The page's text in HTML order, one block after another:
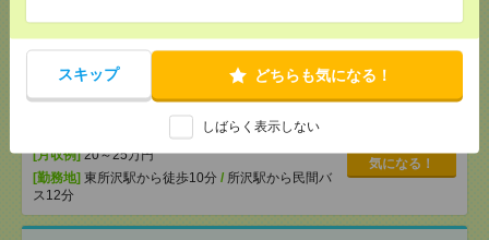
スキップ どちらも気になる！
しばらく表示しない
1750円＊【図書館や博物館が好きなかたへ】本に囲
まれてお仕事＊事務[派遣]
[月収例]20～25万円
[勤務地] 東所沢駅から徒歩10分 / 所沢駅から民間バ
ス12分
気になる！